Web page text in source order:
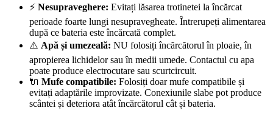
⚡ Nesupraveghere: Evitați lăsarea trotinetei la încărcat
perioade foarte lungi nesupravegheate. Întrerupeți alimentarea
după ce bateria este încărcată complet.
⚠️ Apă și umezeală: NU folosiți încărcătorul în ploaie, în
apropierea lichidelor sau în medii umede. Contactul cu apa
poate produce electrocutare sau scurtcircuit.
🔌 Mufe compatibile: Folosiți doar mufe compatibile și
evitați adaptările improvizate. Conexiunile slabe pot produce
scântei și deteriora atât încărcătorul cât și bateria.